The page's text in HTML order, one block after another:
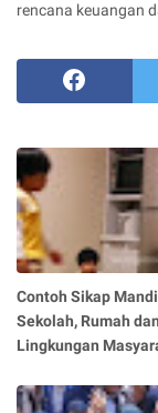
rencana keuangan
Contoh Sikap
Sekolah, Rumah dan
Lingkungan